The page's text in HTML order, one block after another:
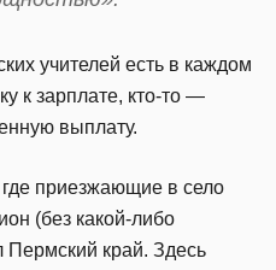
учителей есть в каждом
к зарплате, кто-то —
выплату.
приезжающие в село
(без какой-либо
край. Здесь